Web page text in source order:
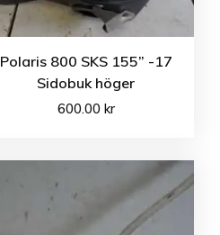
Polaris 800 SKS 155” -17
Sidobuk höger
600.00 kr